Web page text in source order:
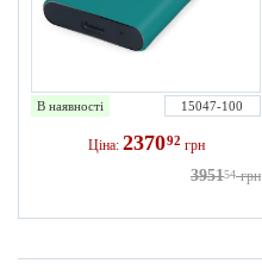
В наявності 15047-100
Ціна: 237092 грн
395154 грн